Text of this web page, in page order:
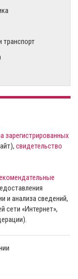
транспорт
зарегистрированных
свидетельство
и анализа сведений,
сети «Интернет»,